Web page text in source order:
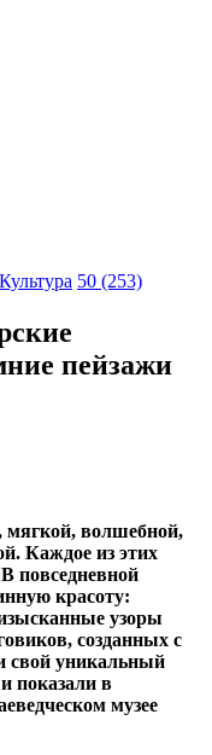
Культура 50 (253)
пейзажи
волшебной,
Каждое из этих
повседневной
красоту:
узоры
созданных с
свой уникальный
показали в
музее